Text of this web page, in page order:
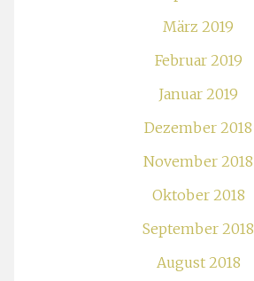
März 2019
Februar 2019
Januar 2019
Dezember 2018
November 2018
Oktober 2018
September 2018
August 2018